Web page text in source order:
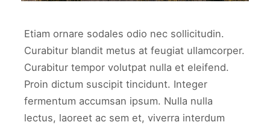
Etiam ornare sodales odio nec sollicitudin.
Curabitur blandit metus at feugiat ullamcorper.
Curabitur tempor volutpat nulla et eleifend.
Proin dictum suscipit tincidunt. Integer
fermentum accumsan ipsum. Nulla nulla
lectus, laoreet ac sem et, viverra interdum